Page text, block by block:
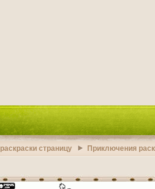
раскраски страницу Приключения